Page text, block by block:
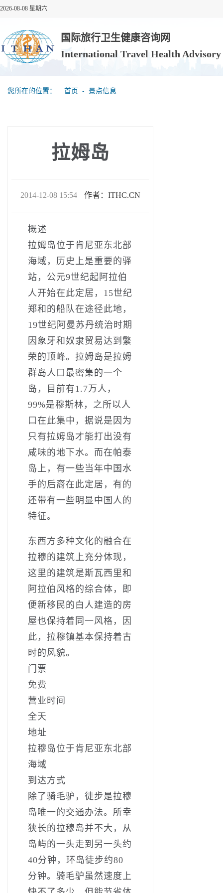
2026-08-08 星期六
国际旅行卫生健康咨询网
International Travel Health
您所在的位置： 首页 ‐ 景点信息
拉姆岛
2014-12-08 15:54 作者：ITHC.CN
概述
拉姆岛位于肯尼亚东北部
海域，历史上是重要的驿
站，公元9世纪起阿拉伯
人开始在此定居，15世纪
郑和的船队在途径此地，
19世纪阿曼苏丹统治时期
因象牙和奴隶贸易达到繁
荣的顶峰。拉姆岛是拉姆
群岛人口最密集的一个
岛，目前有1.7万人，
99%是穆斯林，之所以人
口在此集中，据说是因为
只有拉姆岛才能打出没有
咸味的地下水。而在帕泰
岛上，有一些当年中国水
手的后裔在此定居，有的
还带有一些明显中国人的
特征。
东西方多种文化的融合在
拉穆的建筑上充分体现，
这里的建筑是斯瓦西里和
阿拉伯风格的综合体，即
便新移民的白人建造的房
屋也保持着同一风格，因
此，拉穆镇基本保持着古
时的风貌。
门票
免费
营业时间
全天
地址
拉穆岛位于肯尼亚东北部
海域
到达方式
除了骑毛驴，徒步是拉穆
岛唯一的交通办法。所幸
狭长的拉穆岛并不大，从
岛屿的一头走到另一头约
40分钟，环岛徒步约80
分钟。骑毛驴虽然速度上